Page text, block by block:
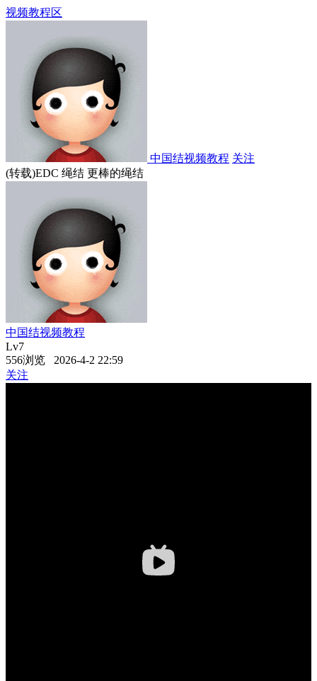
视频教程区
中国结视频教程 关注
(转载)EDC 绳结 更棒的绳结
中国结视频教程
Lv7
556浏览 2026-4-2 22:59
关注